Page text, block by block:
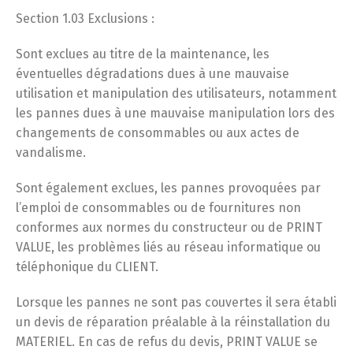
Section 1.03 Exclusions :
Sont exclues au titre de la maintenance, les
éventuelles dégradations dues à une mauvaise
utilisation et manipulation des utilisateurs, notamment
les pannes dues à une mauvaise manipulation lors des
changements de consommables ou aux actes de
vandalisme.
Sont également exclues, les pannes provoquées par
l’emploi de consommables ou de fournitures non
conformes aux normes du constructeur ou de PRINT
VALUE, les problèmes liés au réseau informatique ou
téléphonique du CLIENT.
Lorsque les pannes ne sont pas couvertes il sera établi
un devis de réparation préalable à la réinstallation du
MATERIEL. En cas de refus du devis, PRINT VALUE se